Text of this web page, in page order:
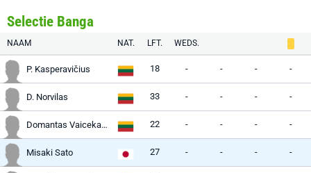
Selectie Banga
NAAM NAT. LFT. WEDS.
P. Kasperavičius 18 - - - -
D. Norvilas 33 - - - -
Domantas Vaicekauskas 22 - - - -
Misaki Sato 27 - - - -